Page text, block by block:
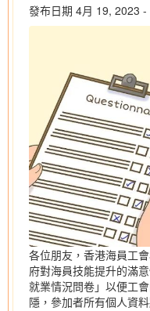
發布日期 4月 19, 2023 -
各位朋友，香港海員工
府對海員技能提升的滿
就業情況問卷」以便工
隱，參加者所有個人資